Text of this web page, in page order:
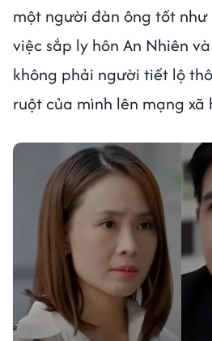
một người đàn ông tốt
việc sắp ly hôn An Nhiên
không phải người tiết lộ
ruột của mình lên mạng xã